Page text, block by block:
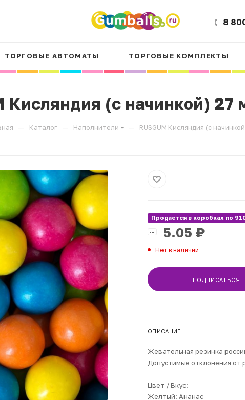
8
ТОРГОВЫЕ АВТОМАТЫ ТОРГОВЫЕ КОМПЛЕКТЫ
Кисляндия (с начинкой)
— Каталог — Наполнители — RUSGUM Кисляндия (с
Продается в коробках по
5.05 ₽
Нет в наличии
ПОДПИСАТЬСЯ
ОПИСАНИЕ
Жевательная резинка
Допустимые отклонения
Цвет / Вкус:
Желтый: Ананас